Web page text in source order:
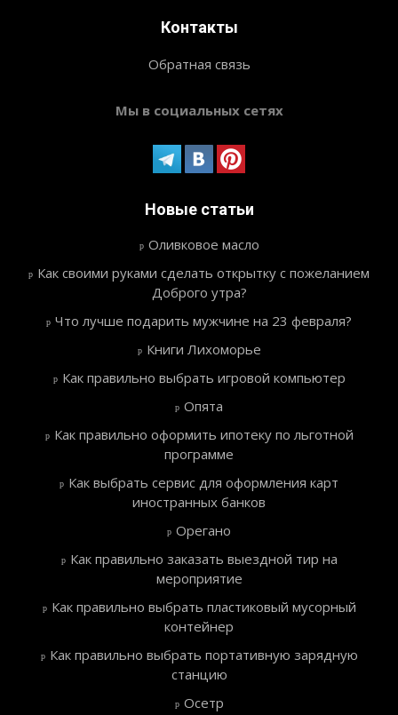
Контакты
Обратная связь
Мы в социальных сетях
Новые статьи
Оливковое масло
Как своими руками сделать открытку с пожеланием
Доброго утра?
Что лучше подарить мужчине на 23 февраля?
Книги Лихоморье
Как правильно выбрать игровой компьютер
Опята
Как правильно оформить ипотеку по льготной
программе
Как выбрать сервис для оформления карт
иностранных банков
Орегано
Как правильно заказать выездной тир на
мероприятие
Как правильно выбрать пластиковый мусорный
контейнер
Как правильно выбрать портативную зарядную
станцию
Осетр